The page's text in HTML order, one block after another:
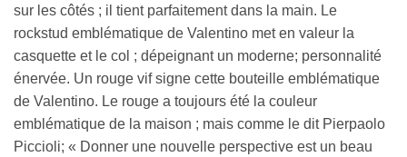
sur les côtés ; il tient parfaitement dans la main. Le
rockstud emblématique de Valentino met en valeur la
casquette et le col ; dépeignant un moderne; personnalité
énervée. Un rouge vif signe cette bouteille emblématique
de Valentino. Le rouge a toujours été la couleur
emblématique de la maison ; mais comme le dit Pierpaolo
Piccioli; « Donner une nouvelle perspective est un beau